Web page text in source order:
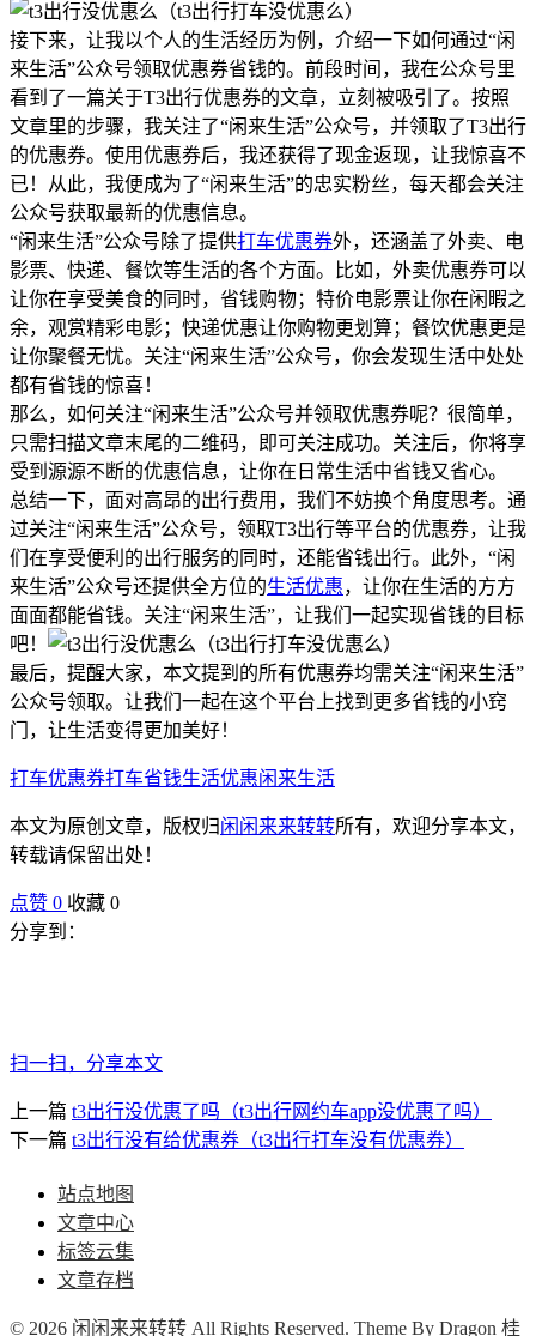
接下来，让我以个人的生活经历为例，介绍一下如何通过“闲
来生活”公众号领取优惠券省钱的。前段时间，我在公众号里
看到了一篇关于T3出行优惠券的文章，立刻被吸引了。按照
文章里的步骤，我关注了“闲来生活”公众号，并领取了T3出行
的优惠券。使用优惠券后，我还获得了现金返现，让我惊喜不
已！从此，我便成为了“闲来生活”的忠实粉丝，每天都会关注
公众号获取最新的优惠信息。
“闲来生活”公众号除了提供打车优惠券外，还涵盖了外卖、电
影票、快递、餐饮等生活的各个方面。比如，外卖优惠券可以
让你在享受美食的同时，省钱购物；特价电影票让你在闲暇之
余，观赏精彩电影；快递优惠让你购物更划算；餐饮优惠更是
让你聚餐无忧。关注“闲来生活”公众号，你会发现生活中处处
都有省钱的惊喜！
那么，如何关注“闲来生活”公众号并领取优惠券呢？很简单，
只需扫描文章末尾的二维码，即可关注成功。关注后，你将享
受到源源不断的优惠信息，让你在日常生活中省钱又省心。
总结一下，面对高昂的出行费用，我们不妨换个角度思考。通
过关注“闲来生活”公众号，领取T3出行等平台的优惠券，让我
们在享受便利的出行服务的同时，还能省钱出行。此外，“闲
来生活”公众号还提供全方位的生活优惠，让你在生活的方方
面面都能省钱。关注“闲来生活”，让我们一起实现省钱的目标
吧！
最后，提醒大家，本文提到的所有优惠券均需关注“闲来生活”
公众号领取。让我们一起在这个平台上找到更多省钱的小窍
门，让生活变得更加美好！
打车优惠券打车省钱生活优惠闲来生活
本文为原创文章，版权归闲闲来来转转所有，欢迎分享本文，
转载请保留出处！
点赞 0 收藏 0
分享到：
扫一扫，分享本文
上一篇 t3出行没优惠了吗（t3出行网约车app没优惠了吗）
下一篇 t3出行没有给优惠券（t3出行打车没有优惠券）
站点地图
文章中心
标签云集
文章存档
© 2026 闲闲来来转转 All Rights Reserved. Theme By Dragon 桂